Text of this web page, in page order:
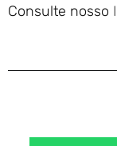
Consulte nosso